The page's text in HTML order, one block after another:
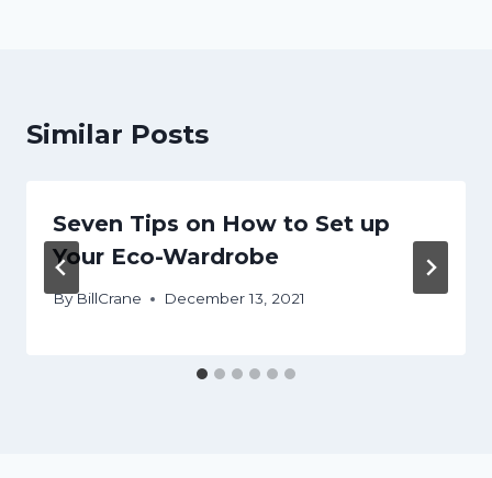
Similar Posts
Seven Tips on How to Set up
Your Eco-Wardrobe
ByBillCrane December 13, 2021